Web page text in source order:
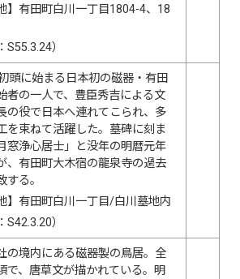
】有田町白川一丁目1804-4、18
S55.3.24）
頭に始まる日本初の磁器・有田
者の一人で、豊臣秀吉による文
の役で日本へ連れてこられ、多
を束ねて活躍した。墓碑に刻ま
窓浄心居士」と没年の明暦元年
、有田町大木宿の龍泉寺の過去
する。
】有田町白川一丁目/白川墓地内
S42.3.20）
の境内にある磁器製の鳥居。全
で、唐草文が描かれている。明